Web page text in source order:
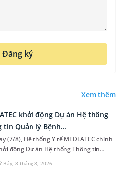
Đăng ký
Xem thêm
Bảy, 8 tháng 8, 2026
khởi động Dự án Hệ thống
tin Quản lý Bệnh...
(7/8), Hệ thống Y tế MEDLATEC chính
động Dự án Hệ thống Thông tin
Bệnh viện (HIS - Hospital Information
giai đoạn mới. Dự á...